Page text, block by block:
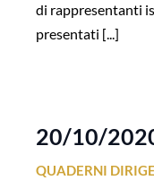
di rappresentanti
presentati [...]
20/10/
QUADERNI